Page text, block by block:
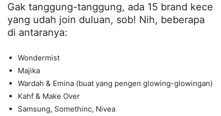
Gak tanggung-tanggung, ada 15 brand kece
yang udah join duluan, sob! Nih, beberapa
di antaranya:
Wondermist
Majika
Wardah & Emina (buat yang pengen glowing-glowingan)
Kahf & Make Over
Samsung, Somethinc, Nivea